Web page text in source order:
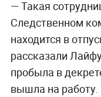
— Такая
Следственном
находится в
рассказали
пробыла в
вышла на